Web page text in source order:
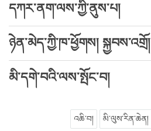
དཀར་ནག་ལས་ཀྱི་ནུས་པ།
ཉེན་མེད་ཀྱི་ཁ་ཕྱོགས། སྐྱབས་འགྲོ།
མི་དགེ་བའི་ལས་སྤོང་བ།
འཆི་བ། མི་ལུས་རིན་ཆེན།